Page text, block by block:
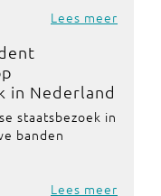
Lees meer
in Nederland
staatsbezoek in
banden
Lees meer